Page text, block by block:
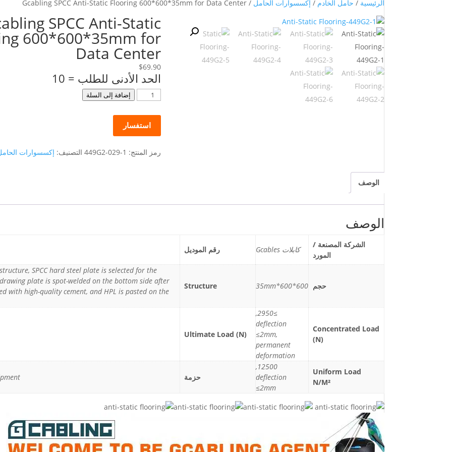
الرئيسية / حامل الخادم / إكسسوارات الحامل / Gcabling SPCC Anti-Static Flooring 600*600*35mm for Data Center
SPCC Anti-Static
600*600*35mm for
Data Center
$69.90
الحد الأدنى للطلب = 10
كمية
SPCC
Anti-
Flooring
إضافة إلى السلة
استفسار
رمز المنتج: 449G2-029-1 التصنيف: إكسسوارات
الوصف
الوصف
الشركة المصنعة /
المورد
كابلات Gcables رقم الموديل
حجم 600*600*35mm
Structure
SPCC hard steel plate is selected for the
plate is spot-welded on the bottom side after
with high-quality cement, and HPL is pasted on the
Concentrated Load
(N)
≥2950,
deflection
≤2mm,
permanent
deformation
Ultimate Load (N)
Uniform Load
N/M²
12500,
deflection
≤2mm
حزمة